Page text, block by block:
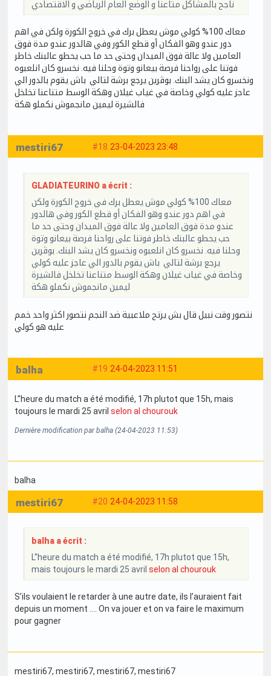
ناجح بالمشاكل متاعنا و الوضع العام الرياضي و الاقتصادي
معاك 100% كولي موش يعطل برك في خروج الكورة ولكن في اهم
دور عندو وهو الفكان أو قطع الكور وفي هالدور عندو مدة فوق
العامين ولا عالة فوق الميدان وحتى حد ما حب يحطو عالبنك خاطر
فوتنا على رواحنا فرصة بيعانو وتوة وحلنا فيه. نخسرو كان انلعبوه
ونخسرو كان يشد البنك. بوڨرين يرجع برشة لتالي باش يقوم بالدور الي
عاجز عليه كولي وخاصة في غياب غيلان وهكة الوسط متناعنا تخلخل
فالشيرة ليمين مانجموش نكملو هكة
#18 23-04-2023 23:48
mestiri67
GLADIATEURINO a écrit :
معاك 100% كولي موش يعطل برك في خروج الكورة ولكن
في اهم دور عندو وهو الفكان أو قطع الكور وفي هالدور
عندو مدة فوق العامين ولا عالة فوق الميدان وحتى حد ما
حب يحطو عالبنك خاطر فوتنا على رواحنا فرصة بيعانو وتوة
وحلنا فيه. نخسرو كان انلعبوه ونخسرو كان يشد البنك. بوڨرين
يرجع برشة لتالي باش يقوم بالدور الي عاجز عليه كولي
وخاصة في غياب غيلان وهكة الوسط متناعنا تخلخل فالشيرة
ليمين مانجموش نكملو هكة
نتصور وقت نبيل قال بش يرتح ملاعبية ضد النجم نتصور اكثر واحد خمم
عليه هو كولي
#19 24-04-2023 11:51
balha
L''heure du match a été modifié, 17h plutot que 15h, mais
toujours le mardi 25 avril selon al chourouk
Dernière modification par balha (24-04-2023 11:53)
balha
#20 24-04-2023 11:58
mestiri67
balha a écrit :
L''heure du match a été modifié, 17h plutot que 15h,
mais toujours le mardi 25 avril selon al chourouk
S’ils voulaient le retarder à une autre date, ils l’auraient fait
depuis un moment …. On va jouer et on va faire le maximum
pour gagner
mestiri67, mestiri67, mestiri67, mestiri67